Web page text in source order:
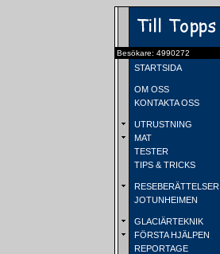
Besökare: 4990272
STARTSIDA
OM OSS
KONTAKTA OSS
UTRUSTNING
MAT
TESTER
TIPS & TRICKS
RESEBERÄTTELSER
JOTUNHEIMEN
GLACIÄRTEKNIK
FÖRSTA HJÄLPEN
REPORTAGE